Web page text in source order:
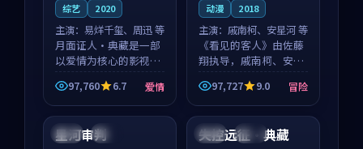
综艺 2020
主演： 易烊千玺、周迅 等
月面证人·典藏是一部
以爱情为核心的影视作
品，围绕危机、反转与
人物成长展开，整体节
奏紧凑，值得推荐观
97,760 6.7 爱情
动漫 2018
主演： 戚南柯、安星河 等
《看见的客人》由佐藤
翔执导，戚南柯、安星
河领衔主演，是一部
2018年上映的泰国冒险
动漫。影片以海岸抒情
遇到告别都浸着真实情
97,727 9.0 冒险
中国 热播
星河审判 英国 院线
失控远征·典藏